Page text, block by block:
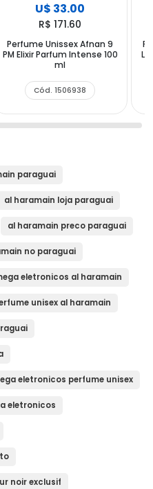
U$ 33.00
R$ 171.60
Perfume Unissex Afnan 9
PM Elixir Parfum Intense 100
ml
Cód. 1506938
paraguai
al haramain loja paraguai
al haramain preco paraguai
no paraguai
eletronicos al haramain
unisex al haramain
eletronicos perfume unisex
eletronicos
noir exclusif